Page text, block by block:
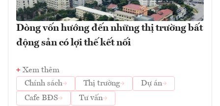
Dòng vốn hướng đến những thị trường bất
động sản có lợi thế kết nối
Xem thêm
Chính sách
Thị trường
Dự án
Cafe BĐS
Tư vấn